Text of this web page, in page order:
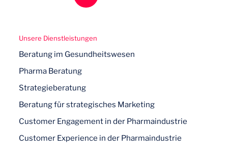
definierten Fragestellungen beurteilen.
Die Ergebnisse in einem
zusammenfassen und um konkrete,
handlungsorientierte Empfehlungen
ergänzen.
Die Analyse regelmäßigaktualisieren,
um neue Entwicklungen und
Publikationen kontinuierlich zu
integrieren.
Vermittlung komplexer
Zusammenhänge.
Eine transparente und
dokumentierte Methodik,
einfache Aktualisierung im Zeitverlauf
ermöglicht.
insbesondere im Hinblick auf
gesellschaftliche Rahmenbedingungen.
Fehlende tiefgehende kritische
ohne menschliche Expertise.
Datenqualität und -vollständigkeit
Unsere Dienstleistungen
Beratung im Gesundheitswesen
Pharma Beratung
Strategieberatung
Beratung für strategisches Marketing
Customer Engagement in der Pharmaindustrie
Customer Experience in der Pharmaindustrie